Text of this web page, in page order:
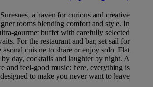
a haven for curious and creative
rooms blending comfort and style. In
gourmet buffet with carefully selected
For the restaurant and bar, set sail for
asonal cuisine to share or enjoy solo. Flat
day, cocktails and laughter by night. A
and feel-good music: here, everything is
designed to make you never want to leave.